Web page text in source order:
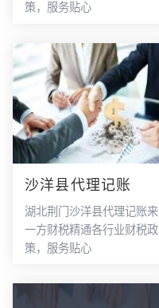
策，服务贴心
沙洋县代理记账
湖北荆门沙洋县代理记账来
一方财税精通各行业财税政
策，服务贴心